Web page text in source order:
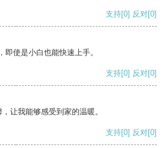
支持[0] 反对[0]
使是小白也能快速上手。
支持[0] 反对[0]
让我能够感受到家的温暖。
支持[0] 反对[0]